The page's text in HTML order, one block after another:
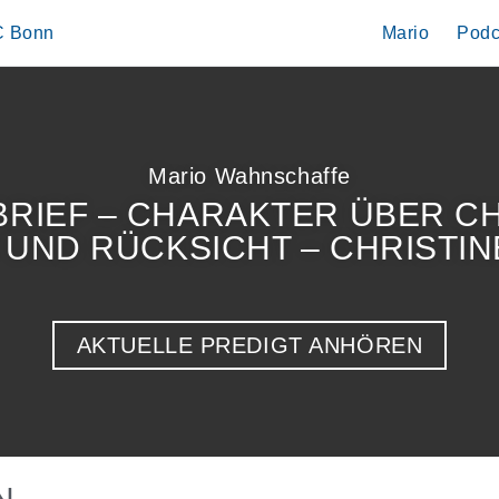
Bonn Mario
Mario Wahnschaffe
– CHARAKTER ÜBER
RÜCKSICHT –
AKTUELLE PREDIGT ANHÖREN